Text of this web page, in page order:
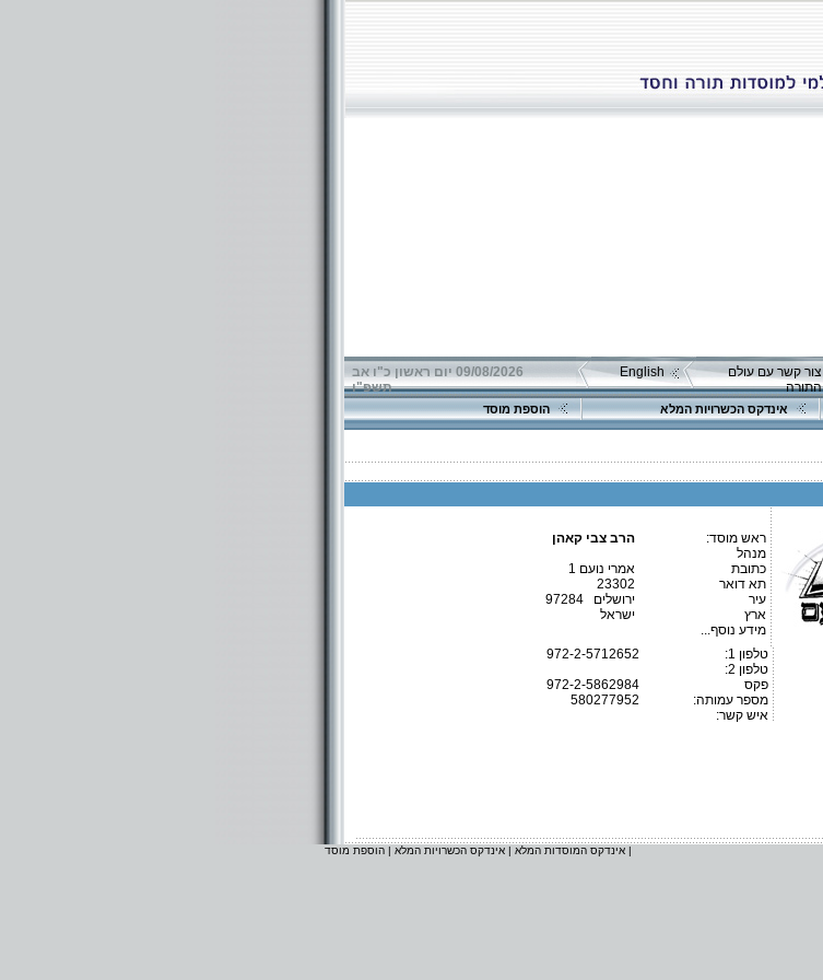
צור קשר עם עולם
התורה
English
09/08/2026 יום ראשון כ"ו אב
תשפ"ו
אינדקס הכשרויות המלא הוספת מוסד
ראש מוסד:
הרב צבי קאהן
מנהל
כתובת
אמרי נועם 1
תא דואר
23302
עיר
ירושלים 97284
ארץ
ישראל
מידע נוסף...
טלפון 1:
טלפון 2:
פקס
מספר עמותה:
איש קשר:
972-2-5712652
972-2-5862984
580277952
אינדקס המוסדות המלא | אינדקס הכשרויות המלא | הוספת מוסד |